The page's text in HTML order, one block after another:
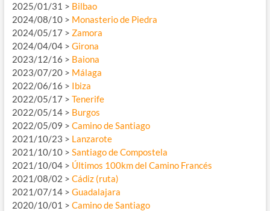
2025/01/31 > Bilbao
2024/08/10 > Monasterio de Piedra
2024/05/17 > Zamora
2024/04/04 > Girona
2023/12/16 > Baiona
2023/07/20 > Málaga
2022/06/16 > Ibiza
2022/05/17 > Tenerife
2022/05/14 > Burgos
2022/05/09 > Camino de Santiago
2021/10/23 > Lanzarote
2021/10/10 > Santiago de Compostela
2021/10/04 > Últimos 100km del Camino Francés
2021/08/02 > Cádiz (ruta)
2021/07/14 > Guadalajara
2020/10/01 > Camino de Santiago